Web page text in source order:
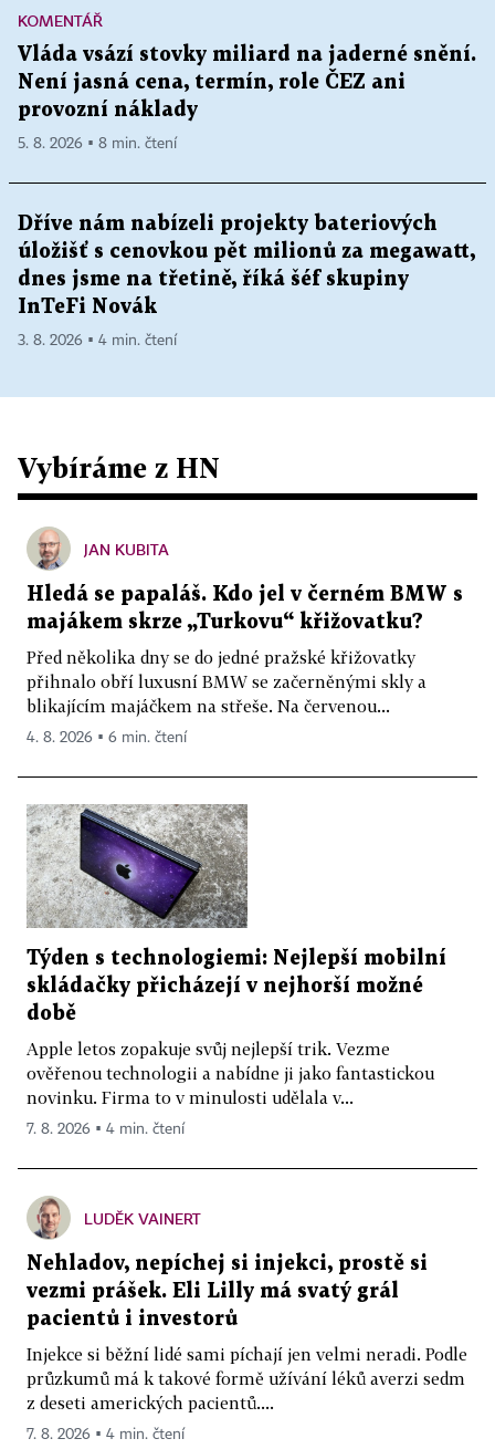
KOMENTÁŘ
Vláda vsází stovky miliard na jaderné snění.
Není jasná cena, termín, role ČEZ ani
provozní náklady
5. 8. 2026 ▪ 8 min. čtení
Dříve nám nabízeli projekty bateriových
úložišť s cenovkou pět milionů za megawatt,
dnes jsme na třetině, říká šéf skupiny
InTeFi Novák
3. 8. 2026 ▪ 4 min. čtení
Vybíráme z HN
JAN KUBITA
Hledá se papaláš. Kdo jel v černém BMW s
majákem skrze „Turkovu“ křižovatku?
Před několika dny se do jedné pražské křižovatky
přihnalo obří luxusní BMW se začerněnými skly a
blikajícím majáčkem na střeše. Na červenou...
4. 8. 2026 ▪ 6 min. čtení
Týden s technologiemi: Nejlepší mobilní
skládačky přicházejí v nejhorší možné
době
Apple letos zopakuje svůj nejlepší trik. Vezme
ověřenou technologii a nabídne ji jako fantastickou
novinku. Firma to v minulosti udělala v...
7. 8. 2026 ▪ 4 min. čtení
LUDĚK VAINERT
Nehladov, nepíchej si injekci, prostě si
vezmi prášek. Eli Lilly má svatý grál
pacientů i investorů
Injekce si běžní lidé sami píchají jen velmi neradi. Podle
průzkumů má k takové formě užívání léků averzi sedm
z deseti amerických pacientů....
7. 8. 2026 ▪ 4 min. čtení